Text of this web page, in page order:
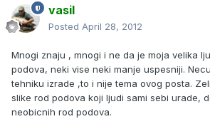
vasil
Posted April 28, 2012
Mnogi znaju , mnogi i ne da je moja velika
podova, neki vise neki manje uspesniji.
tehniku izrade ,to i nije tema ovog posta.
slike rod podova koji ljudi sami sebi urade,
neobicnih rod podova.